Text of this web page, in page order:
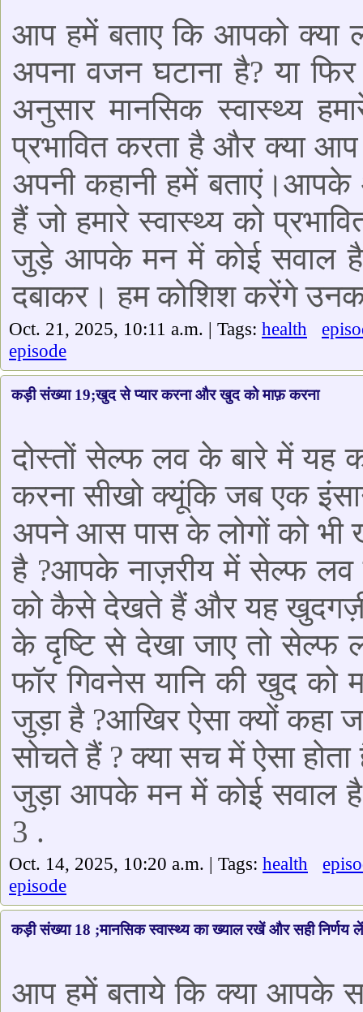
आप हमें बताए कि आपको क्या
अपना वजन घटाना है? या
अनुसार मानसिक स्वास्थ्य
प्रभावित करता है और क्या
अपनी कहानी हमें बताएं।आपके
हैं जो हमारे स्वास्थ्य को
जुड़े आपके मन में कोई सवाल है
दबाकर। हम कोशिश करेंगे
Oct. 21, 2025, 10:11 a.m. | Tags: health
episode
कड़ी संख्या 19;खुद से प्यार करना और खुद को माफ़ करना
दोस्तों सेल्फ लव के बारे में यह
करना सीखो क्यूंकि जब एक
अपने आस पास के लोगों को भी
है ?आपके नाज़रीय में सेल्फ लव
को कैसे देखते हैं और यह
के दृष्टि से देखा जाए तो सेल्फ
फॉर गिवनेस यानि की खुद को
जुड़ा है ?आखिर ऐसा क्यों कहा
सोचते हैं ? क्या सच में ऐसा
जुड़ा आपके मन में कोई सवाल है
3 .
Oct. 14, 2025, 10:20 a.m. | Tags: health
episode
कड़ी संख्या 18 ;मानसिक स्वास्थ्य का ख्याल रखें और सही निर्णय लें
आप हमें बताये कि क्या आपके